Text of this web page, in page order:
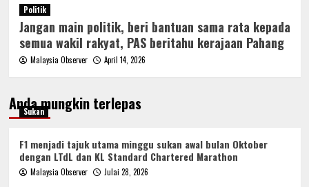
Politik
Jangan main politik, beri bantuan sama rata kepada
semua wakil rakyat, PAS beritahu kerajaan Pahang
Malaysia Observer April 14, 2026
Anda mungkin terlepas
Sukan
F1 menjadi tajuk utama minggu sukan awal bulan Oktober
dengan LTdL dan KL Standard Chartered Marathon
Malaysia Observer
Julai 28, 2026